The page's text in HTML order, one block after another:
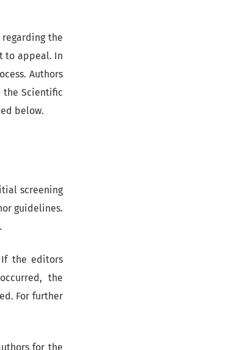
the
to appeal. In
Authors
Scientific
below.
screening
guidelines.
If the editors
the
For further
for the